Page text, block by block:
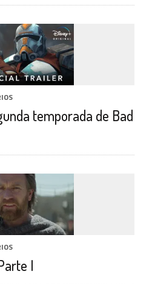
temporada de Bad
I